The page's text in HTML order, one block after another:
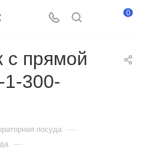
0
с прямой
300-
посуда —
—